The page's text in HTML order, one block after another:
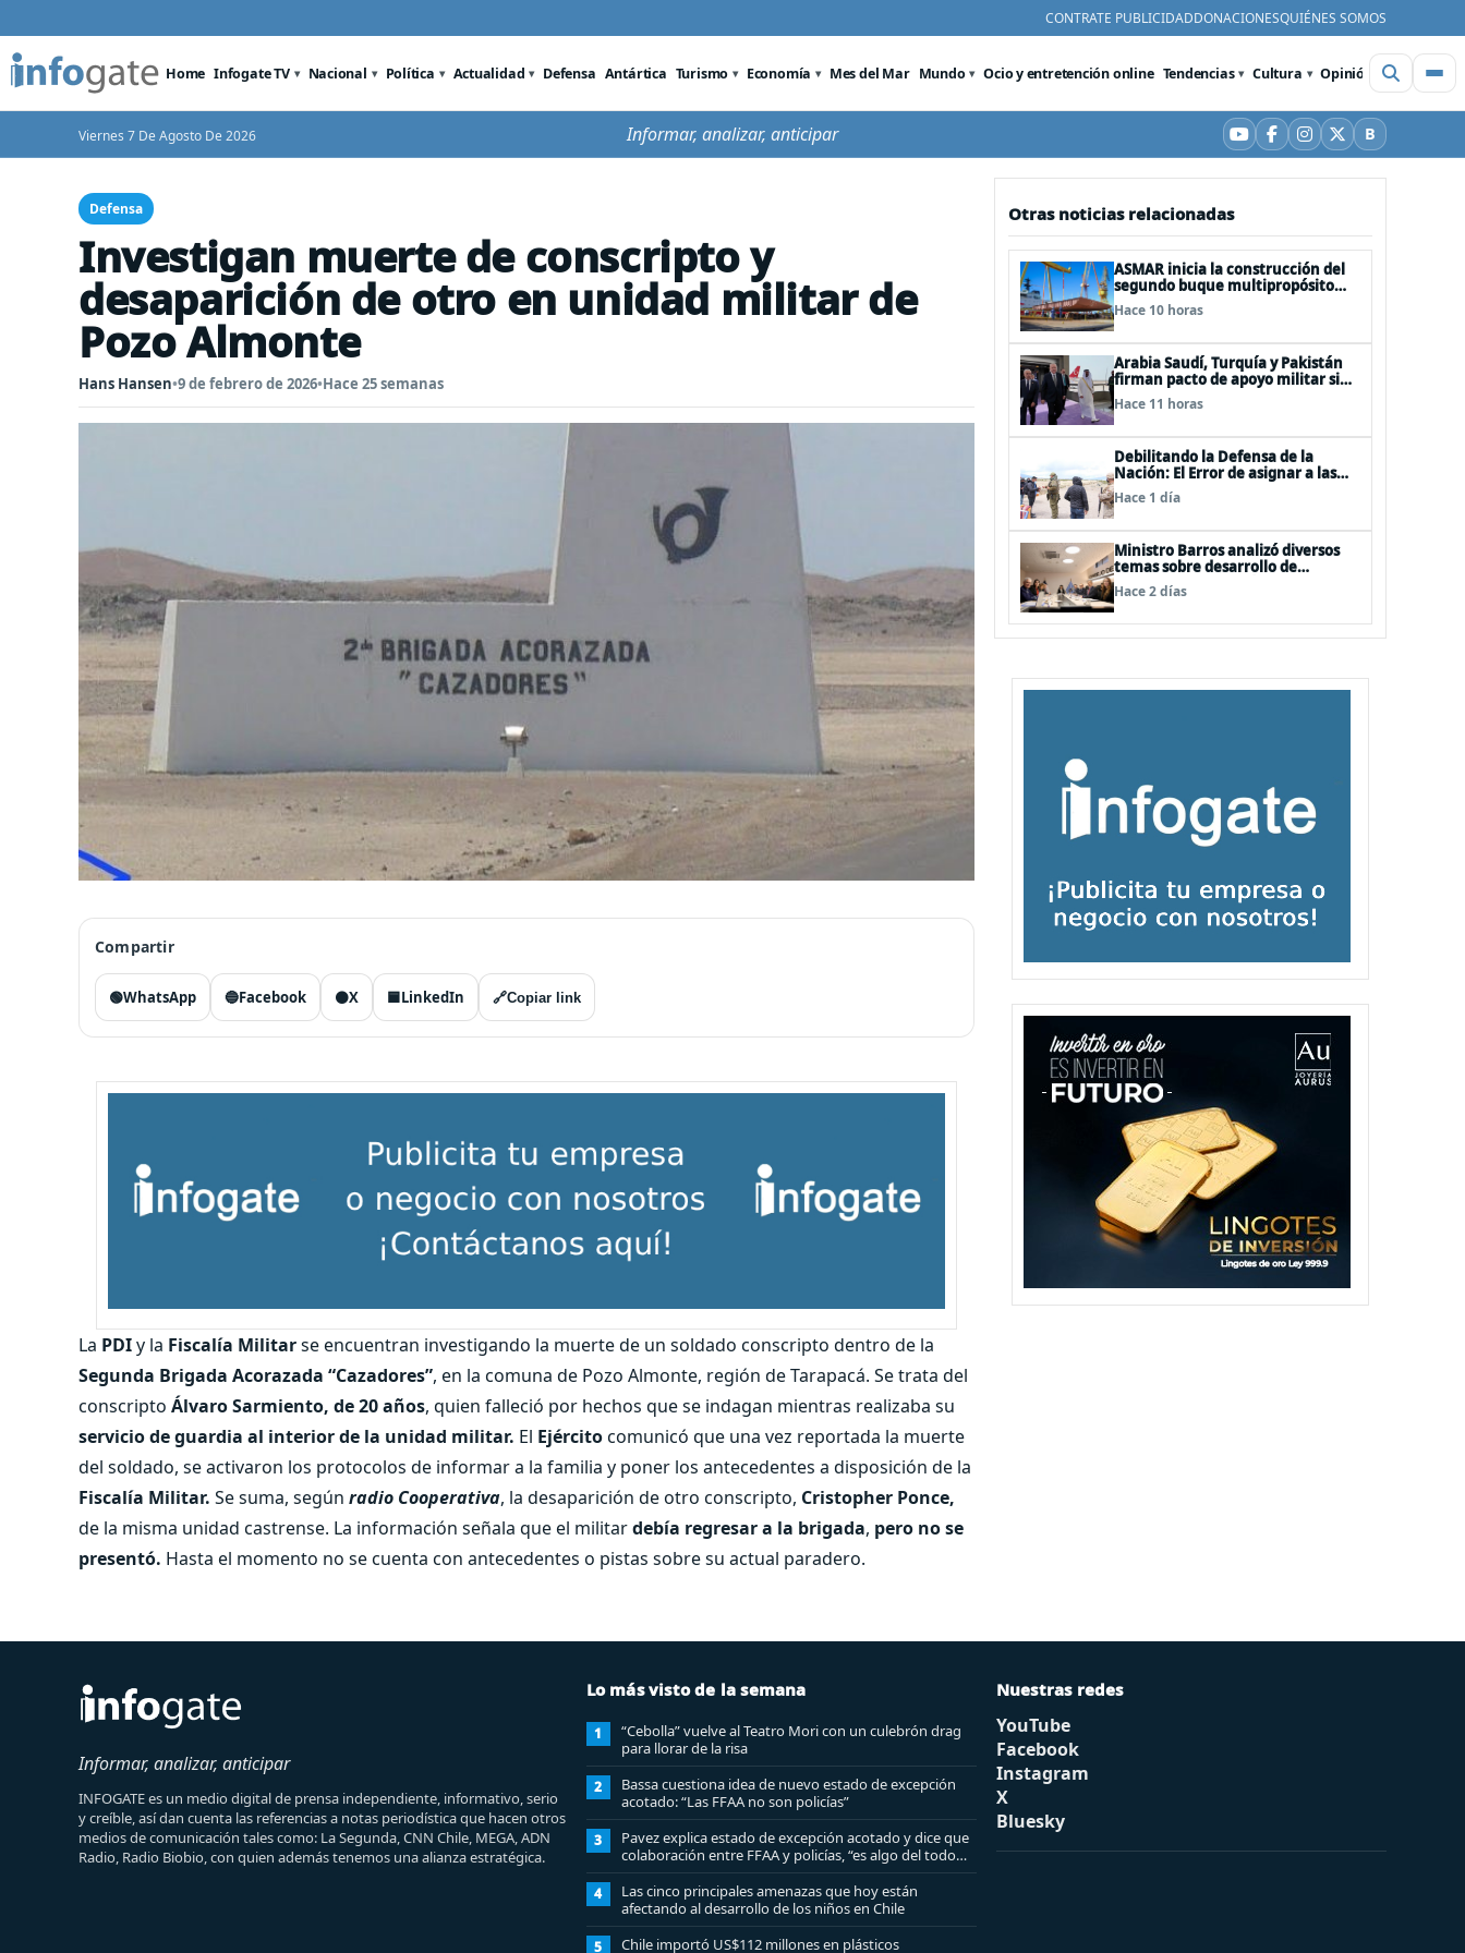
CONTRATE PUBLICIDADDONACIONESQUIÉNES SOMOS
Home Infogate TV Nacional Política Actualidad Defensa Antártica Turismo Economía Mes del Mar Mundo Ocio y entretención online Tendencias Cultura Opinión Videos
Viernes 7 De Agosto De 2026 Informar, analizar, anticipar YouTube
Facebook
Instagram
X BBluesky
Defensa
Investigan muerte de conscripto y
desaparición de otro en unidad militar de
Pozo Almonte
Hans Hansen•9 de febrero de 2026•Hace 25 semanas
Compartir
🟢WhatsApp 🔵Facebook ⚫X 🟦LinkedIn 🔗Copiar link
La PDIy la Fiscalía Militarse encuentran investigando la muerte de un soldado conscripto dentro de la
Segunda Brigada Acorazada “Cazadores”, en la comuna de Pozo Almonte, región de Tarapacá. Se trata del
conscripto Álvaro Sarmiento, de 20 años, quien falleció por hechos que se indagan mientras realizaba su
servicio de guardia al interior de la unidad militar. El Ejércitocomunicó que una vez reportada la muerte
del soldado, se activaron los protocolos de informar a la familia y poner los antecedentes a disposición de la
Fiscalía Militar. Se suma, según radio Cooperativa, la desaparición de otro conscripto, Cristopher Ponce,
de la misma unidad castrense. La información señala que el militardebía regresar a la brigada, pero no se
presentó. Hasta el momento no se cuenta con antecedentes o pistas sobre su actual paradero.
Otras noticias relacionadas
ASMAR inicia la construcción del
segundo buque multipropósito
LPD “Rapa Nui”
Hace 10 horas
Arabia Saudí, Turquía y Pakistán
firman pacto de apoyo militar si
alguno de ellos es atacado
Hace 11 horas
Debilitando la Defensa de la
Nación: El Error de asignar a las
FFAA labores policiales
Hace 1 día
Ministro Barros analizó diversos
temas sobre desarrollo de
capacidades estratégicas en
sesión del Consejo de Política
Hace 2 días
Informar, analizar, anticipar
INFOGATE es un medio digital de prensa independiente, informativo, serio
y creíble, así dan cuenta las referencias a notas periodística que hacen otros
medios de comunicación tales como: La Segunda, CNN Chile, MEGA, ADN
Radio, Radio Biobio, con quien además tenemos una alianza estratégica.
Lo más visto de la semana
1
“Cebolla” vuelve al Teatro Mori con un culebrón drag
para llorar de la risa
2
Bassa cuestiona idea de nuevo estado de excepción
acotado: “Las FFAA no son policías”
3
Pavez explica estado de excepción acotado y dice que
colaboración entre FFAA y policías, “es algo del todo
pertinente analizar”
4
Las cinco principales amenazas que hoy están
afectando al desarrollo de los niños en Chile
5
Chile importó US$112 millones en plásticos
Nuestras redes
YouTube
Facebook
Instagram
X
Bluesky